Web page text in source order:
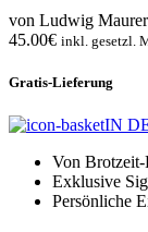
von Ludwig Maurer
45.00€ inkl. gesetzl.
Gratis-Lieferung
IN
Von Brotzeit-
Exklusive
Persönliche